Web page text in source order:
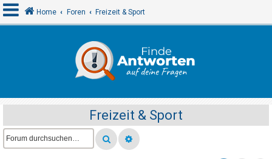
e
l
d
e
Home Foren Freizeit & Sport
Freizeit & Sport